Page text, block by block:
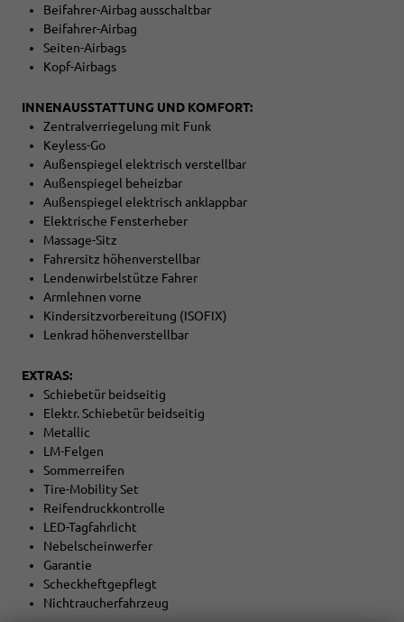
Beifahrer-Airbag ausschaltbar
Beifahrer-Airbag
Seiten-Airbags
Kopf-Airbags
INNENAUSSTATTUNG UND KOMFORT:
Zentralverriegelung mit Funk
Keyless-Go
Außenspiegel elektrisch verstellbar
Außenspiegel beheizbar
Außenspiegel elektrisch anklappbar
Elektrische Fensterheber
Massage-Sitz
Fahrersitz höhenverstellbar
Lendenwirbelstütze Fahrer
Armlehnen vorne
Kindersitzvorbereitung (ISOFIX)
Lenkrad höhenverstellbar
EXTRAS:
Schiebetür beidseitig
Elektr. Schiebetür beidseitig
Metallic
LM-Felgen
Sommerreifen
Tire-Mobility Set
Reifendruckkontrolle
LED-Tagfahrlicht
Nebelscheinwerfer
Garantie
Scheckheftgepflegt
Nichtraucherfahrzeug